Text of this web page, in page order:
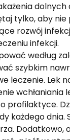
tylko, aby
rozwój
infekcji.
według
szybkim
leczenie. Lek
wchłaniania
profilaktyce.
każdego